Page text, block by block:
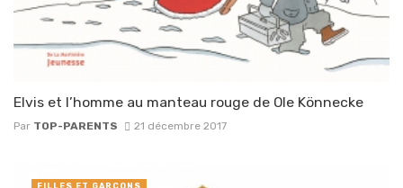
Elvis et l’homme au manteau rouge de Ole Könnecke
Par TOP-PARENTS 21 décembre 2017